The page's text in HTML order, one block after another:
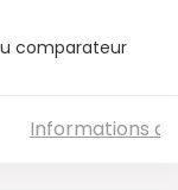
comparateur
Informations